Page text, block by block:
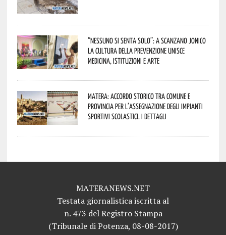
“Nessuno si senta solo”: a Scanzano Jonico
la cultura della prevenzione unisce
medicina, istituzioni e arte
Matera: accordo storico tra Comune e
Provincia per l’assegnazione degli impianti
sportivi scolastici. I dettagli
MATERANEWS.NET
Testata giornalistica iscritta al
n. 473 del Registro Stampa
(Tribunale di Potenza, 08-08-2017)